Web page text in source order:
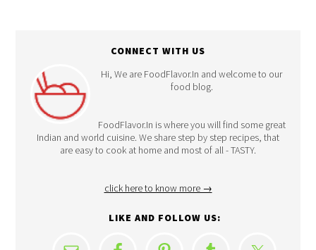
CONNECT WITH US
Hi, We are FoodFlavor.In and welcome to our
food blog.
FoodFlavor.In is where you will find some great
Indian and world cuisine. We share step by step recipes, that
are easy to cook at home and most of all - TASTY.
click here to know more →
LIKE AND FOLLOW US: